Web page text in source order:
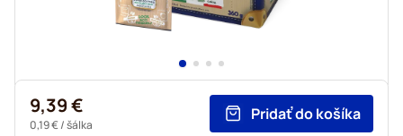
9,39 €
0,19 €/ šálka
Pridať do košíka